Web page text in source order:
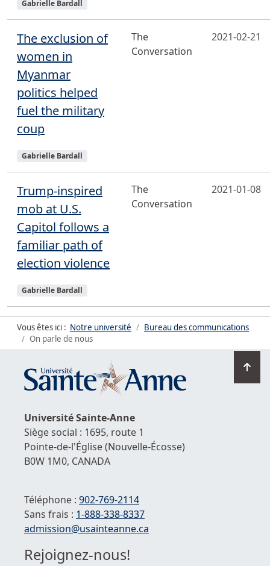
Gabrielle Bardall
The exclusion of
women in
Myanmar
politics helped
fuel the military
coup
Sujets
Gabrielle Bardall
The
Conversation
2021-02-21
Trump-inspired
mob at U.S.
Capitol follows a
familiar path of
election violence
Sujets
Gabrielle Bardall
The
Conversation
2021-01-08
Vous êtes ici : Notre université
Bureau des communications
On parle de nous
en
UniversitéSainte-Anne
Siège social : 1695, route 1
Pointe-de-l'Église(Nouvelle-Écosse)
B0W 1M0, CANADA
Téléphone : 902-769-2114
Sans frais : 1-888-338-8337
Courriel :
admission@usainteanne.ca
Rejoignez-nous!